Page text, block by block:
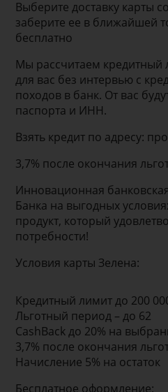
Выберите доставку карты
заберите ее в ближайшей
бесплатно
Мы рассчитаем кредитный
для вас без интервью с
походов в банк. От вас
паспорта и ИНН.
Взять кредит по адресу:
3,7% после окончания
Инновационная
Банка на выгодных
продукт, который
потребности!
Условия карты Зелена:
Кредитный лимит до 200
Льготный период – до 62
CashBack до 20% на
3,7% после окончания
Начисление 5% на остаток
Бесплатное оформление: